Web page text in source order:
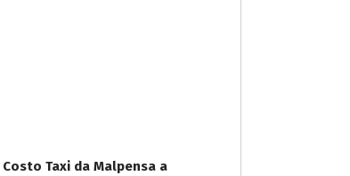
Costo Taxi da Malpensa a